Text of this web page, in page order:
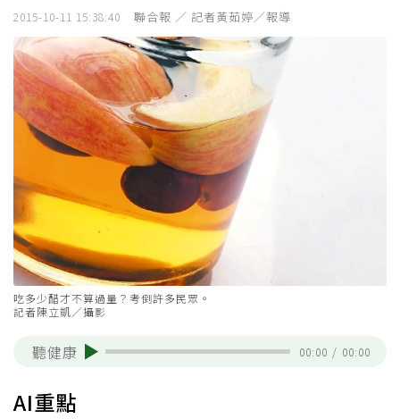
2015-10-11 15:38:40 聯合報 ／ 記者黃茹婷／報導
吃多少醋才不算過量？考倒許多民眾。
記者陳立凱／攝影
聽健康 00:00 / 00:00
AI重點